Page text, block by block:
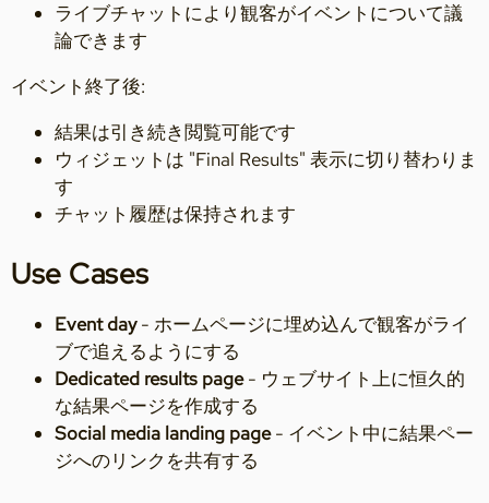
ライブチャットにより観客がイベントについて議
論できます
イベント終了後:
結果は引き続き閲覧可能です
ウィジェットは "Final Results" 表示に切り替わりま
す
チャット履歴は保持されます
Use Cases
Event day- ホームページに埋め込んで観客がライ
ブで追えるようにする
Dedicated results page- ウェブサイト上に恒久的
な結果ページを作成する
Social media landing page- イベント中に結果ペー
ジへのリンクを共有する